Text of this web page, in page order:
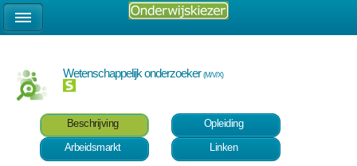
Wetenschappelijk onderzoeker(M/V/X)
Beschrijving
Opleiding
Arbeidsmarkt
Linken